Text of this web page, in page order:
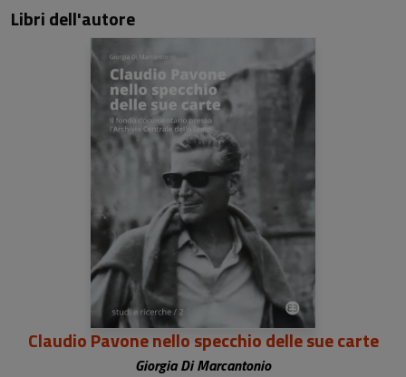
Libri dell'autore
Claudio Pavone nello specchio delle sue carte
Giorgia Di Marcantonio